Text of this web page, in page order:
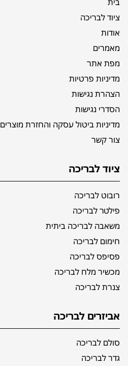
ציוד לבריכה
אודות
מאמרים
מפת אתר
מדיניות פרטיות
הצהרת נגישות
הסדרי נגישות
מדיניות ביטול עסקה והחזרת מוצרים
צור קשר
ציוד לבריכה
רובוט לבריכה
פילטר לבריכה
משאבה לבריכה ביתית
חימום לבריכה
פסיפס לבריכה
מכשיר מלח לבריכה
צנרת לבריכה
אביזרים לבריכה
סולם לבריכה
גדר לבריכה